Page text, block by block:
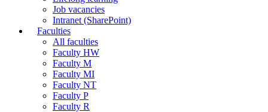
Job vacancies
Intranet (SharePoint)
Faculties
All faculties
Faculty HW
Faculty M
Faculty MI
Faculty NT
Faculty P
Faculty R